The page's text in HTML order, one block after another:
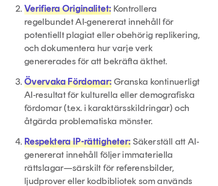
Verifiera Originalitet: Kontrollera
regelbundet AI-genererat innehåll för
potentiellt plagiat eller obehörig replikering,
och dokumentera hur varje verk
genererades för att bekräfta äkthet.
Övervaka Fördomar: Granska kontinuerligt
AI-resultat för kulturella eller demografiska
fördomar (t.ex. i karaktärsskildringar) och
åtgärda problematiska mönster.
Respektera IP-rättigheter: Säkerställ att AI-
genererat innehåll följer immateriella
rättslagar—särskilt för referensbilder,
ljudprover eller kodbibliotek som används